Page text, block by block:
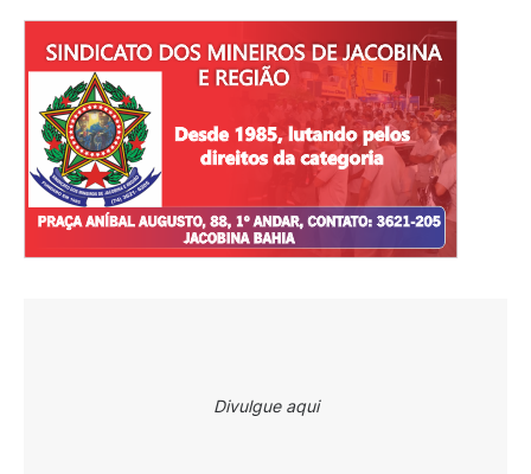
Divulgue aqui